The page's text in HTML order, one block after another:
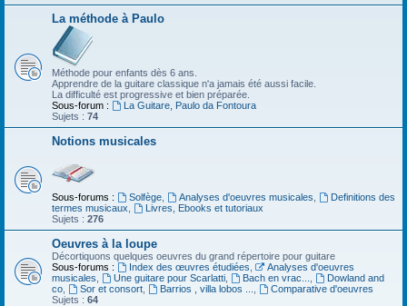
La méthode à Paulo
Méthode pour enfants dès 6 ans.
Apprendre de la guitare classique n'a jamais été aussi facile.
La difficulté est progressive et bien préparée.
Sous-forum :
La Guitare, Paulo da Fontoura
Sujets : 74
Notions musicales
Sous-forums : Solfège, Analyses d'oeuvres musicales
Definitions des
termes musicaux
Livres, Ebooks et tutoriaux
Sujets : 276
Oeuvres à la loupe
Décortiquons quelques oeuvres du grand répertoire pour guitare
Sous-forums :
Index des œuvres étudiées
Analyses d'oeuvres
musicales
Une guitare pour Scarlatti, Bach en vrac...
Dowland and
co
Sor et consort, Barrios , villa lobos ...
Comparative d'oeuvres
Sujets : 64